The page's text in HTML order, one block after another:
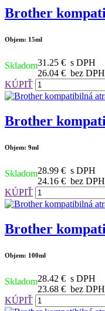
Brother
Objem: 15ml
Skladom31.25 € s DPH
26.04 € bez DPH
KÚPIŤ
Brother
Objem: 9ml
Skladom28.99 € s DPH
24.16 € bez DPH
KÚPIŤ
Brother
Objem: 100ml
Skladom28.42 € s DPH
23.68 € bez DPH
KÚPIŤ